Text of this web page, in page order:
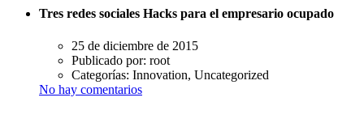
Tres redes sociales Hacks para el empresario ocupado
25 de diciembre de 2015
Publicado por: root
Categorías: Innovation, Uncategorized
No hay comentarios